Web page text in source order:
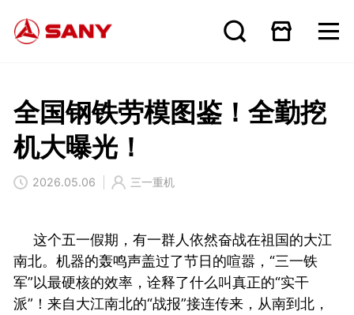
全国钢铁劳模图鉴！全勤挖
机大曝光！
2026.05.06 三一重机
这个五一假期，有一群人依然奋战在祖国的大江
南北。机器的轰鸣声盖过了节日的喧嚣，“三一铁
军”以最硬核的效率，诠释了什么叫真正的“实干
派”！来自大江南北的“战报”接连传来，从南到北，